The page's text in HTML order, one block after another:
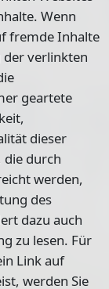
Wenn
fremde Inhalte
der verlinkten
geartete
dieser
durch
werden,
des
dazu auch
zu lesen. Für
Link auf
werden Sie